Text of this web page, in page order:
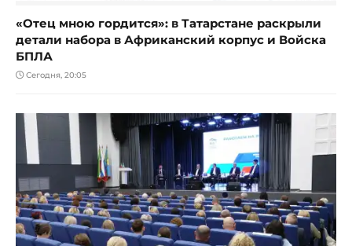
«Отец мною гордится»: в Татарстане раскрыли
детали набора в Африканский корпус и Войска
БПЛА
Сегодня, 20:05